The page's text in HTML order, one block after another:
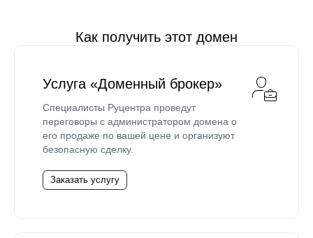
Как получить этот домен
Услуга «Доменный брокер»
Специалисты Руцентра проведут
переговоры с администратором домена о
его продаже по вашей цене и организуют
безопасную сделку.
Заказать услугу